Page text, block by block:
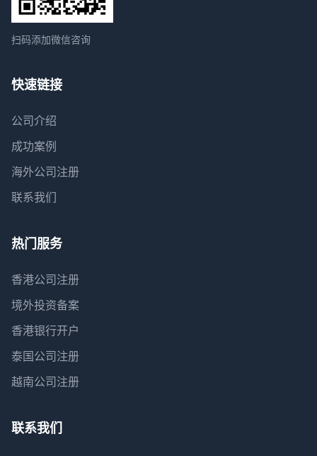
扫码添加微信咨询
快速链接
公司介绍
成功案例
海外公司注册
联系我们
热门服务
香港公司注册
境外投资备案
香港银行开户
泰国公司注册
越南公司注册
联系我们